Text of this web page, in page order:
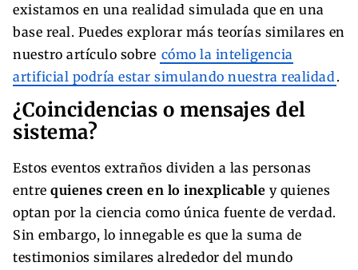
existamos en una realidad simulada que en una
base real. Puedes explorar más teorías similares en
nuestro artículo sobre cómo la inteligencia
artificial podría estar simulando nuestra realidad .
¿Coincidencias o mensajes del
sistema?
Estos eventos extraños dividen a las personas
entre quienes creen en lo inexplicable y quienes
optan por la ciencia como única fuente de verdad.
Sin embargo, lo innegable es que la suma de
testimonios similares alrededor del mundo